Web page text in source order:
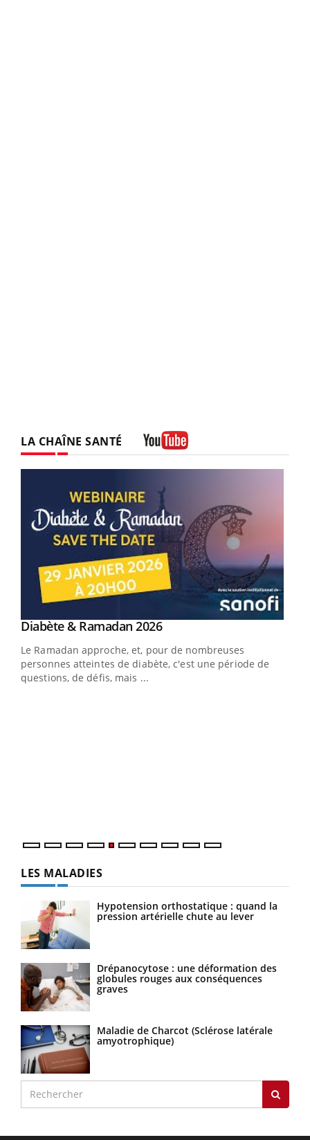
LA CHAÎNE SANTÉ
Youtube
Diabète & Ramadan 2026Youtube
Le Ramadan approche, et, pour de nombreuses
personnes atteintes de diabète, c'est une période de
questions, de défis, mais ...
LES MALADIES
Hypotension orthostatique : quand la
pression artérielle chute au lever
Drépanocytose : une déformation des
globules rouges aux conséquences
graves
Maladie de Charcot (Sclérose latérale
amyotrophique)